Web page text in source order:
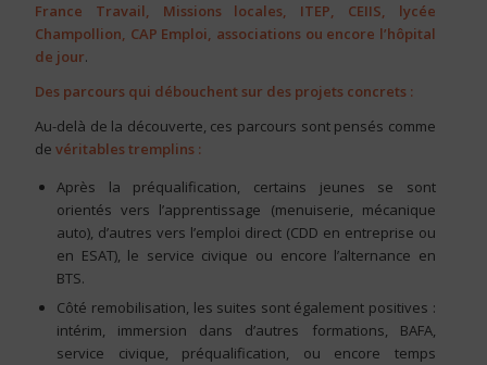
France Travail, Missions locales, ITEP, CEIIS, lycée
Champollion, CAP Emploi, associations ou encore l’hôpital
de jour.
Des parcours qui débouchent sur des projets concrets :
Au-delà de la découverte, ces parcours sont pensés comme
devéritables tremplins :
Après la préqualification, certains jeunes se sont
orientés vers l’apprentissage (menuiserie, mécanique
auto), d’autres vers l’emploi direct (CDD en entreprise ou
en ESAT), le service civique ou encore l’alternance en
BTS.
Côté remobilisation, les suites sont également positives :
intérim, immersion dans d’autres formations, BAFA,
service civique, préqualification, ou encore temps